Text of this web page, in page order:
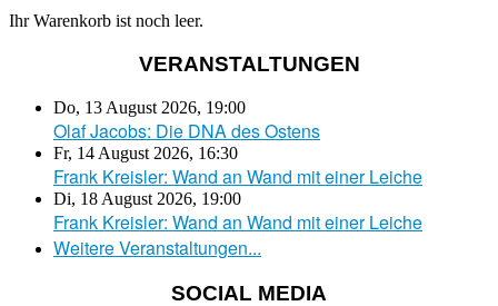
Ihr Warenkorb ist noch leer.
VERANSTALTUNGEN
Do, 13 August 2026, 19:00
Olaf Jacobs: Die DNA des Ostens
Fr, 14 August 2026, 16:30
Frank Kreisler: Wand an Wand mit einer Leiche
Di, 18 August 2026, 19:00
Frank Kreisler: Wand an Wand mit einer Leiche
Weitere Veranstaltungen...
SOCIAL MEDIA